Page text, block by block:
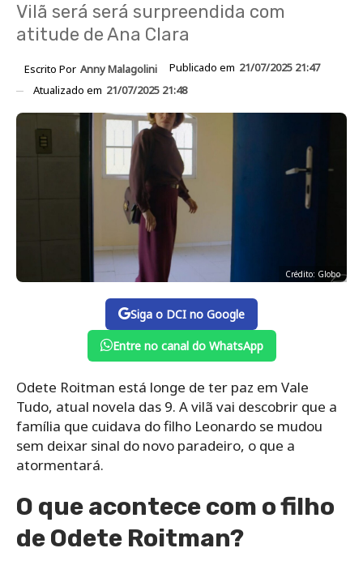
Vilã será será surpreendida com
atitude de Ana Clara
Escrito Por Anny Malagolini Publicado em 21/07/2025 21:47
Atualizado em 21/07/2025 21:48
Crédito: Globo
Siga o DCI no Google
Entre no canal do WhatsApp
Odete Roitman está longe de ter paz em Vale
Tudo, atual novela das 9. A vilã vai descobrir que a
família que cuidava do filho Leonardo se mudou
sem deixar sinal do novo paradeiro, o que a
atormentará.
O que acontece com o filho
de Odete Roitman?